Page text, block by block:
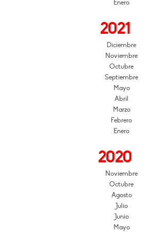
Enero
2021
Diciembre
Noviembre
Octubre
Septiembre
Mayo
Abril
Marzo
Febrero
Enero
2020
Noviembre
Octubre
Agosto
Julio
Junio
Mayo